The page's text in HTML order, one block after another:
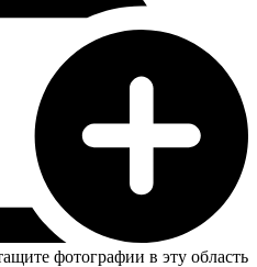
фотографии в эту область